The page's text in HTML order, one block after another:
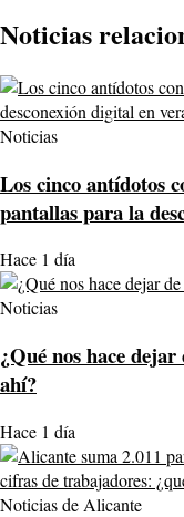
Noticias
Noticias
Los cinco antídotos
pantallas para la
Hace 1 día
Noticias
¿Qué nos hace
ahí?
Hace 1 día
Noticias de Alicante